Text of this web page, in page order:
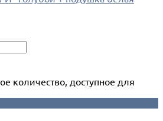
количество, доступное для